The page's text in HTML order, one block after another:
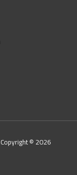
Copyright © 2026 فرسان العرب تصميم وتسويق